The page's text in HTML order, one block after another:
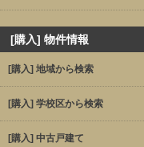
[購入] 物件情報
[購入] 地域から検索
[購入] 学校区から検索
[購入] 中古戸建て